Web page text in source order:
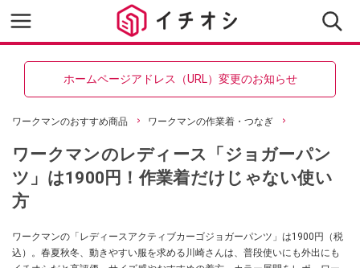
ホームページアドレス（URL）変更のお知らせ
ワークマンのおすすめ商品 ワークマンの作業着・つなぎ
ワークマンのレディース「ジョガーパン
ツ」は1900円！作業着だけじゃない使い
方
ワークマンの「レディースアクティブカーゴジョガーパンツ」は1900円（税
込）。春夏秋冬、動きやすい服を求める川崎さんは、普段使いにも外出にも